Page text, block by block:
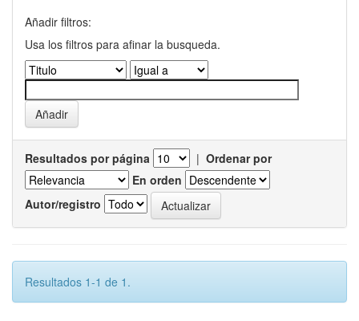
Añadir filtros:
Usa los filtros para afinar la busqueda.
Resultados por página | Ordenar por
En orden
Autor/registro
Resultados 1-1 de 1.